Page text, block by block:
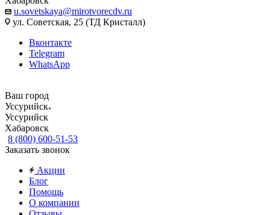
u.sovetskaya@mirotvorecdv.ru
ул. Советская, 25 (ТД Кристалл)
Вконтакте
Telegram
WhatsApp
Ваш город
Уссурийск
Уссурийск
Хабаровск
8 (800) 600-51-53
Заказать звонок
Акции
Блог
Помощь
О компании